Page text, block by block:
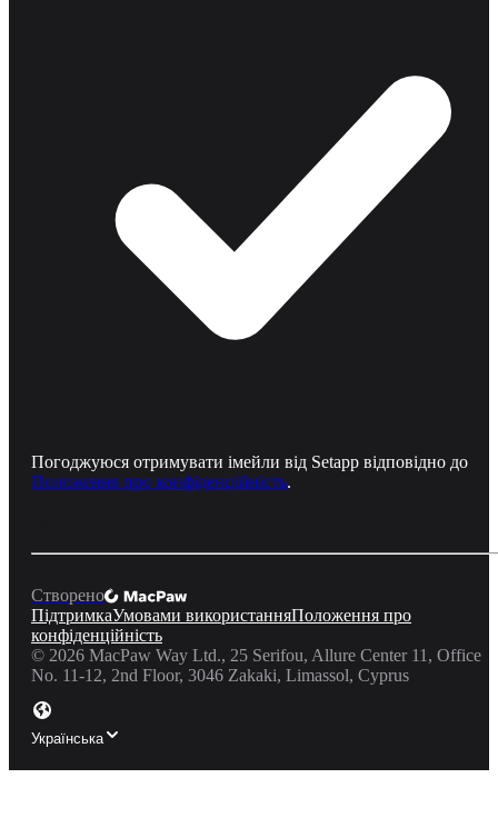
Погоджуюся отримувати імейли від Setapp відповідно до
Положення про конфіденційність.
Створено
ПідтримкаУмовами використанняПоложення про
конфіденційність
© 2026 MacPaw Way Ltd., 25 Serifou, Allure Center 11, Office
No. 11-12, 2nd Floor, 3046 Zakaki, Limassol, Cyprus
Українська